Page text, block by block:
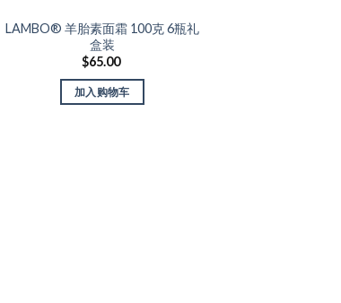
Add to Wishlist
LAMBO® 羊胎素面霜 100克 6瓶礼
盒装
$65.00
加入购物车